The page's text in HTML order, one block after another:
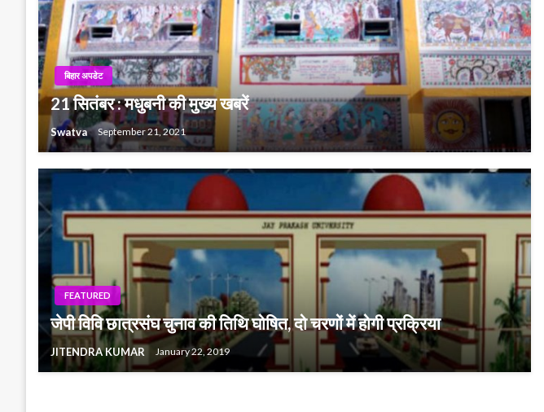
बिहार अपडेट
21 सितंबर : मधुबनी की मुख्य खबरें
Swatva September 21, 2021
FEATURED
जेपी विवि छात्रसंघ चुनाव की तिथि घोषित, दो चरणों में होगी प्रक्रिया
JITENDRA KUMAR January 22, 2019